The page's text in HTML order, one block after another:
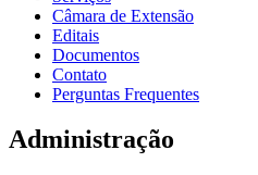
Câmara de Extensão
Editais
Documentos
Contato
Perguntas Frequentes
Administração